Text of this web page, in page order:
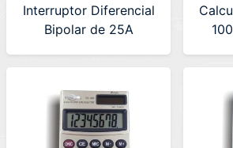
Interruptor Diferencial
Bipolar de 25A